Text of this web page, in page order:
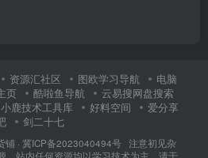
资源汇社区 图欧学习导航
电脑
页 酷啦鱼导航
云易搜网盘搜索
小鹿技术工具库 好料空间
爱分享
剑二十七
铺· 冀ICP备2023040494号 注意初见杂